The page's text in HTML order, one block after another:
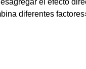
el efecto
diferentes